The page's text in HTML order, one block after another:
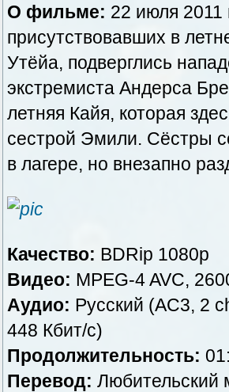
О фильме: 22 июля 2011
присутствовавших в
Утёйа, подверглись
экстремиста Андерса
летняя Кайя, которая
сестрой Эмили. Сёстры
в лагере, но внезапно
Качество: BDRip 1080p
Видео: MPEG-4 AVC,
Аудио: Русский (AC3, 2
448 Кбит/с)
Продолжительность:
Перевод: Любительский